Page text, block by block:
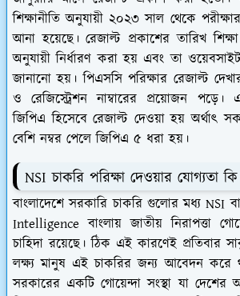
শিক্ষানীতি অনুযায়ী ২০২৩ সাল থেকে
আনা হয়েছে। রেজাল্ট প্রকাশের তারিখ শিক্ষা
অনুযায়ী নির্ধারণ করা হয় এবং তা
জানানো হয়। পিএসসি পরিক্ষার রেজাল্ট
ও রেজিস্ট্রেশন নাম্বারের প্রয়োজন পড়ে।
জিপিএ হিসেবে রেজাল্ট দেওয়া হয় অর্থাৎ
বেশি নম্বর পেলে জিপিএ ৫ ধরা হয়।
NSI চাকরি পরিক্ষা দেওয়ার যোগ্যতা
বাংলাদেশে সরকারি চাকরি গুলোর মধ্য NSI
Intelligence বাংলায় জাতীয় নিরাপত্তা
চাহিদা রয়েছে। ঠিক এই কারণেই প্রতিবার
লক্ষ্য মানুষ এই চাকরির জন্য আবেদন করে
সরকারের একটি গোয়েন্দা সংস্থা যা দেশের